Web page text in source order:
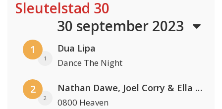
Sleutelstad 30
30 september 2023
1
1
Dua Lipa
Dance The Night
2
2
Nathan Dawe, Joel Corry & Ella Henderson
0800 Heaven